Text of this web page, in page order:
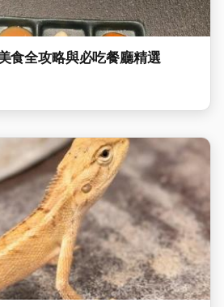
食全攻略與必吃餐廳精選